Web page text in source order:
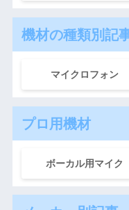
機材の種類別記
マイクロフォン
プロ用機材
ボーカル用マイク